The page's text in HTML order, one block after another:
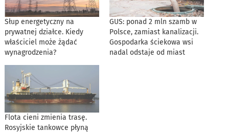
Słup energetyczny na
prywatnej działce. Kiedy
właściciel może żądać
wynagrodzenia?
GUS: ponad 2 mln szamb w
Polsce, zamiast kanalizacji.
Gospodarka ściekowa wsi
nadal odstaje od miast
Flota cieni zmienia trasę.
Rosyjskie tankowce płyną